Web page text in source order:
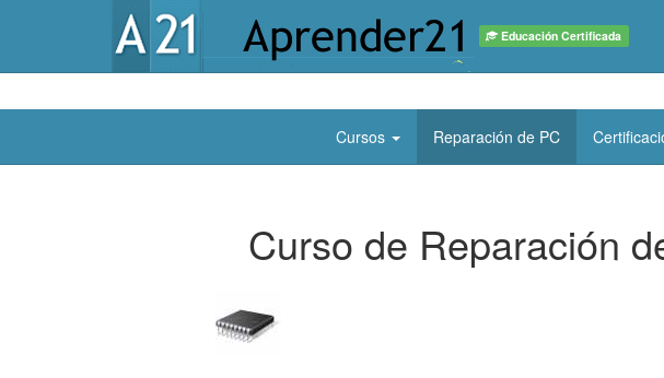
Educación Certificada
Cursos Reparación de PC
Curso de Reparación